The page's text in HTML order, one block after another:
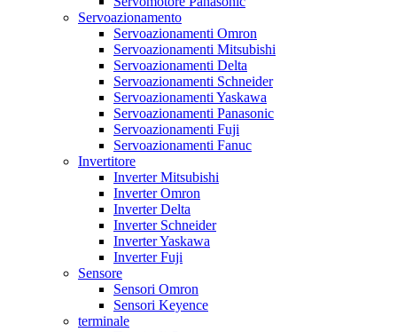
Servoazionamento
Servoazionamenti Omron
Servoazionamenti Mitsubishi
Servoazionamenti Delta
Servoazionamenti Schneider
Servoazionamenti Yaskawa
Servoazionamenti Panasonic
Servoazionamenti Fuji
Servoazionamenti Fanuc
Invertitore
Inverter Mitsubishi
Inverter Omron
Inverter Delta
Inverter Schneider
Inverter Yaskawa
Inverter Fuji
Sensore
Sensori Omron
Sensori Keyence
terminale